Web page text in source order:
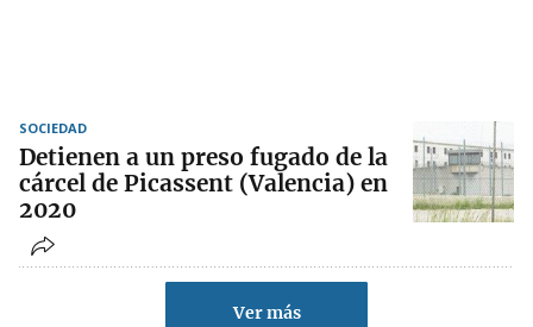
SOCIEDAD
Detienen a un preso fugado de la
cárcel de Picassent (Valencia) en
2020
Ver más